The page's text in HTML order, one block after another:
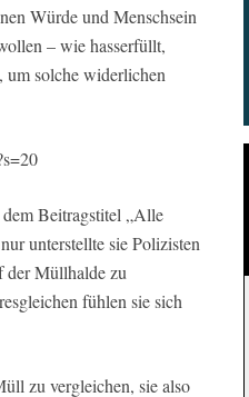
Würde und Menschsein
– wie hasserfüllt,
um solche widerlichen
Beitragstitel „Alle
unterstellte sie Polizisten
der Müllhalde zu
fühlen sie sich
zu vergleichen, sie also